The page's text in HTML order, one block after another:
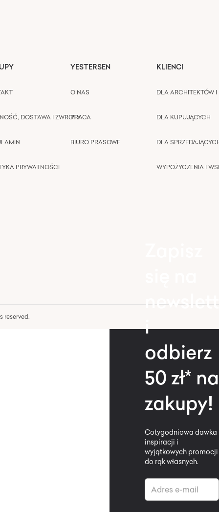
DOSTAWA I ZWROTY
PRYWATNOŚCI
YESTERSEN
O NAS
PRACA
BIURO PRASOWE
KLIENCI
DLA ARCHITEKTÓW I
DLA KUPUJĄCYCH
DLA
WYPOŻYCZENIA I
reserved.
i
odbierz
50 zł* na
zakupy!
Cotygodniowa dawka
inspiracji i
wyjątkowych promocji
do rąk własnych.